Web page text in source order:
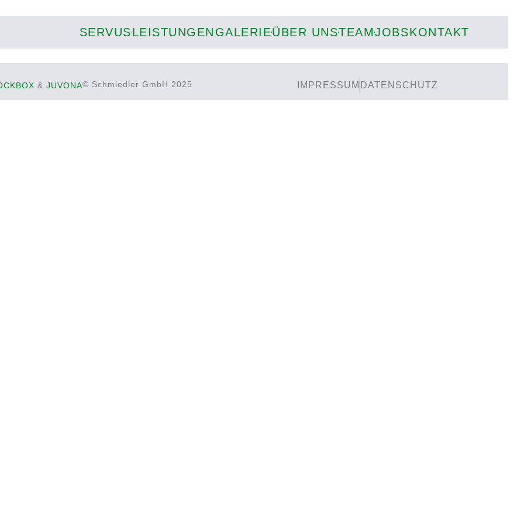
SERVUSLEISTUNGENGALERIEÜBER UNSTEAMJOBSKONTAKT
& JUVONA© Schmiedler GmbH 2025 IMPRESSUM DATENSCHUTZ